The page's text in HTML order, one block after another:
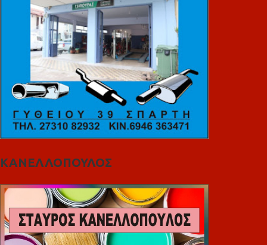
ΚΑΝΕΛΛΟΠΟΥΛΟΣ